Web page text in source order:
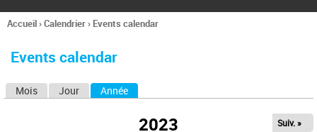
l
h
e
Vous
ici
Accueil›Calendrier› Events calendar
Events calendar
Mois Jour Année
2023 Suiv. »